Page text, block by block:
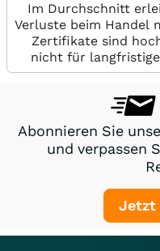
Im Durchschnitt
Verluste beim Handel
Zertifikate sind
nicht für
Abonnieren Sie
und verpassen
Jetzt